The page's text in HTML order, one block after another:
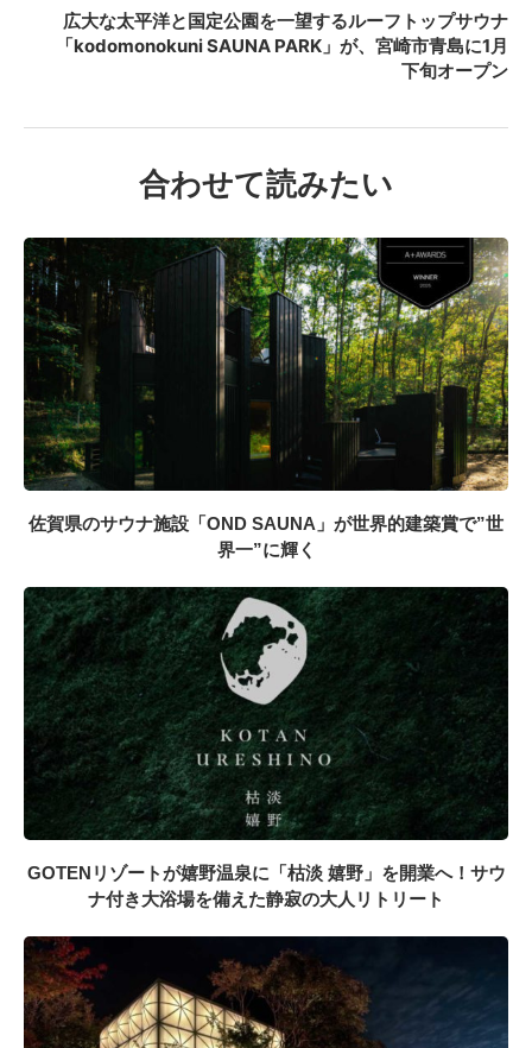
広大な太平洋と国定公園を一望するルーフトップサウナ
「kodomonokuni SAUNA PARK」が、宮崎市青島に1月
下旬オープン
合わせて読みたい
佐賀県のサウナ施設「OND SAUNA」が世界的建築賞で”世
界一”に輝く
GOTENリゾートが嬉野温泉に「枯淡 嬉野」を開業へ！サウ
ナ付き大浴場を備えた静寂の大人リトリート